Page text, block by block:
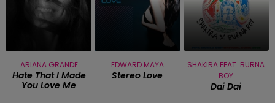
ARIANA GRANDE
Hate That I Made
You Love Me
EDWARD MAYA
Stereo Love
SHAKIRA FEAT. BURNA
BOY
Dai Dai